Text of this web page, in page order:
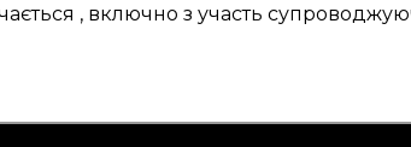
, включно з участь